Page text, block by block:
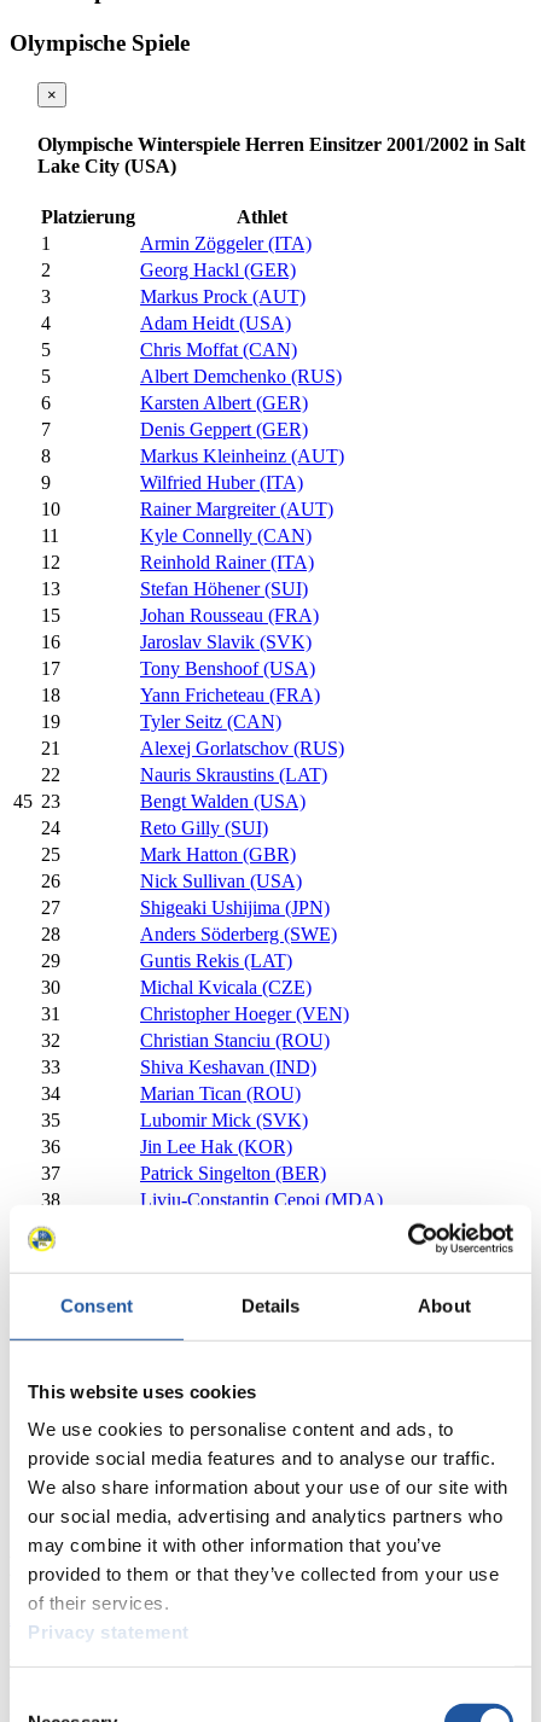
Consent Details About
This website uses cookies
We use cookies to personalise content and ads, to
provide social media features and to analyse our traffic.
We also share information about your use of our site with
our social media, advertising and analytics partners who
may combine it with other information that you’ve
provided to them or that they’ve collected from your use
of their services.
Privacy statement
Olympische Spiele
45
×
Olympische Winterspiele Herren Einsitzer 2001/2002 in Salt
Lake City (USA)
Platzierung
Athlet
1
Armin Zöggeler (ITA)
2
Georg Hackl (GER)
3
Markus Prock (AUT)
4
Adam Heidt (USA)
5
Chris Moffat (CAN)
5
Albert Demchenko (RUS)
6
Karsten Albert (GER)
7
Denis Geppert (GER)
8
Markus Kleinheinz (AUT)
9
Wilfried Huber (ITA)
10
Rainer Margreiter (AUT)
11
Kyle Connelly (CAN)
12
Reinhold Rainer (ITA)
13
Stefan Höhener (SUI)
15
Johan Rousseau (FRA)
16
Jaroslav Slavik (SVK)
17
Tony Benshoof (USA)
18
Yann Fricheteau (FRA)
19
Tyler Seitz (CAN)
21
Alexej Gorlatschov (RUS)
22
Nauris Skraustins (LAT)
23
Bengt Walden (USA)
24
Reto Gilly (SUI)
25
Mark Hatton (GBR)
26
Nick Sullivan (USA)
27
Shigeaki Ushijima (JPN)
28
Anders Söderberg (SWE)
29
Guntis Rekis (LAT)
30
Michal Kvicala (CZE)
31
Christopher Hoeger (VEN)
32
Christian Stanciu (ROU)
33
Shiva Keshavan (IND)
34
Marian Tican (ROU)
35
Lubomir Mick (SVK)
36
Jin Lee Hak (KOR)
37
Patrick Singelton (BER)
38
Liviu-Constantin Cepoi (MDA)
39
40
41
Ruben Gonzalez (ARG)
Kyu Kim Min (KOR)
45
Ricardo Raschini (BRA)
47
Chui Bin Lin (TPE)
Schließen
Olympische Winterspiele Herren Einsitzer 2001/2002 in Salt
Lake City (USA)
News
Rennkalender